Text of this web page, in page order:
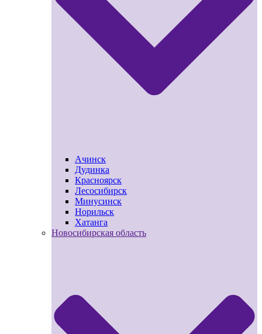
Ачинск
Дудинка
Красноярск
Лесосибирск
Минусинск
Норильск
Хатанга
Новосибирская область